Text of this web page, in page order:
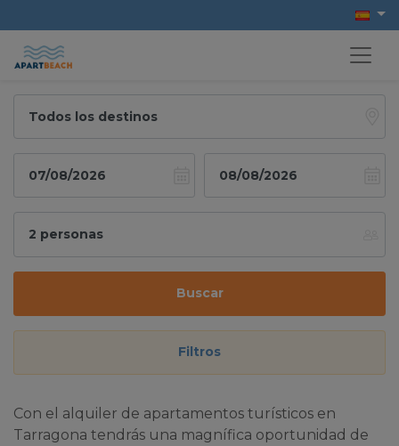
Buscar
Filtros
Con el alquiler de apartamentos turísticos en
Tarragona tendrás una magnífica oportunidad de